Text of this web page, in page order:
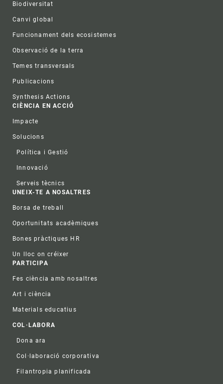
Biodiversitat
Canvi global
Funcionament dels ecosistemes
Observació de la terra
Temes transversals
Publicacions
Synthesis Actions
CIÈNCIA EN ACCIÓ
Impacte
Solucions
Política i Gestió
Innovació
Serveis tècnics
UNEIX-TE A NOSALTRES
Borsa de treball
Oportunitats acadèmiques
Bones pràctiques HR
Un lloc on créixer
PARTICIPA
Fes ciència amb nosaltres
Art i ciència
Materials educatius
COL·LABORA
Dona ara
Col·laboració corporativa
Filantropia planificada